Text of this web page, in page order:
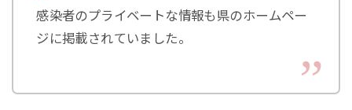
感染者のプライベートな情報も県のホームペー
ジに掲載されていました。